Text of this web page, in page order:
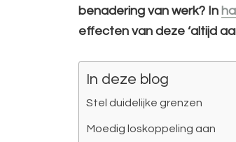
benadering van werk? In
effecten van deze ‘altijd
In deze blog
Stel duidelijke grenzen
Moedig loskoppeling aan